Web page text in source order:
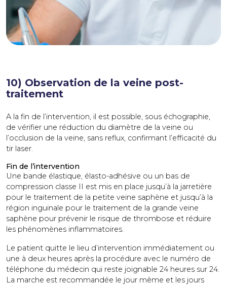
10) Observation de la veine post-
traitement
A la fin de l’intervention, il est possible, sous échographie,
de vérifier une réduction du diamètre de la veine ou
l’occlusion de la veine, sans reflux, confirmant l’efficacité du
tir laser.
Fin de l’intervention
Une bande élastique, élasto-adhésive ou un bas de
compression classe II est mis en place jusqu’à la jarretière
pour le traitement de la petite veine saphène et jusqu’à la
région inguinale pour le traitement de la grande veine
saphène pour prévenir le risque de thrombose et réduire
les phénomènes inflammatoires.
Le patient quitte le lieu d’intervention immédiatement ou
une à deux heures après la procédure avec le numéro de
téléphone du médecin qui reste joignable 24 heures sur 24.
La marche est recommandée le jour même et les jours